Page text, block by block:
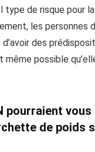
type de risque pour
les personnes
des
possible
pourraient
de poids